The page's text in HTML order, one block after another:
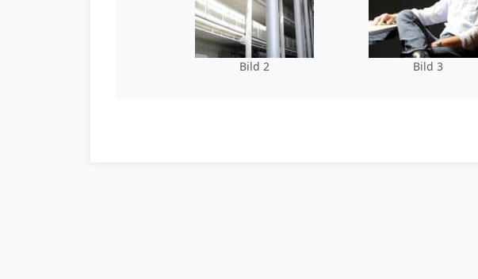
Bild 2 Bild 3